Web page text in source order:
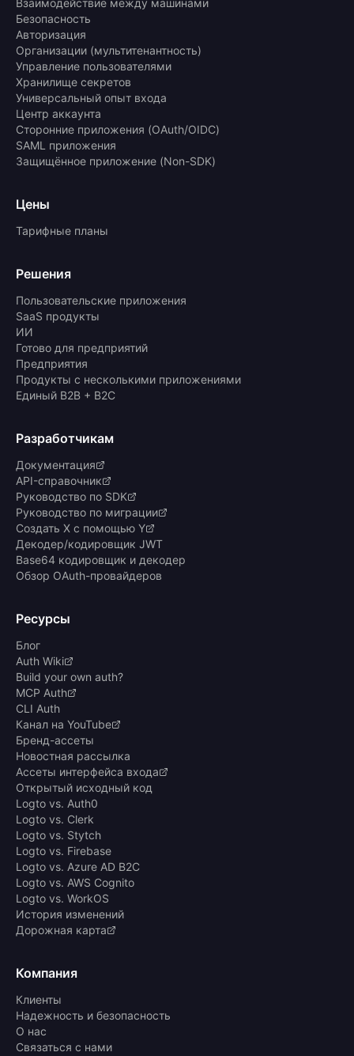
Взаимодействие между машинами
Безопасность
Авторизация
Организации (мультитенантность)
Управление пользователями
Хранилище секретов
Универсальный опыт входа
Центр аккаунта
Сторонние приложения (OAuth/OIDC)
SAML приложения
Защищённое приложение (Non-SDK)
Цены
Тарифные планы
Решения
Пользовательские приложения
SaaS продукты
ИИ
Готово для предприятий
Предприятия
Продукты с несколькими приложениями
Единый B2B + B2C
Разработчикам
Документация
API-справочник
Руководство по SDK
Руководство по миграции
Создать X с помощью Y
Декодер/кодировщик JWT
Base64 кодировщик и декодер
Обзор OAuth-провайдеров
Ресурсы
Блог
Auth Wiki
Build your own auth?
MCP Auth
CLI Auth
Канал на YouTube
Бренд-ассеты
Новостная рассылка
Ассеты интерфейса входа
Открытый исходный код
Logto vs. Auth0
Logto vs. Clerk
Logto vs. Stytch
Logto vs. Firebase
Logto vs. Azure AD B2C
Logto vs. AWS Cognito
Logto vs. WorkOS
История изменений
Дорожная карта
Компания
Клиенты
Надежность и безопасность
О нас
Связаться с нами